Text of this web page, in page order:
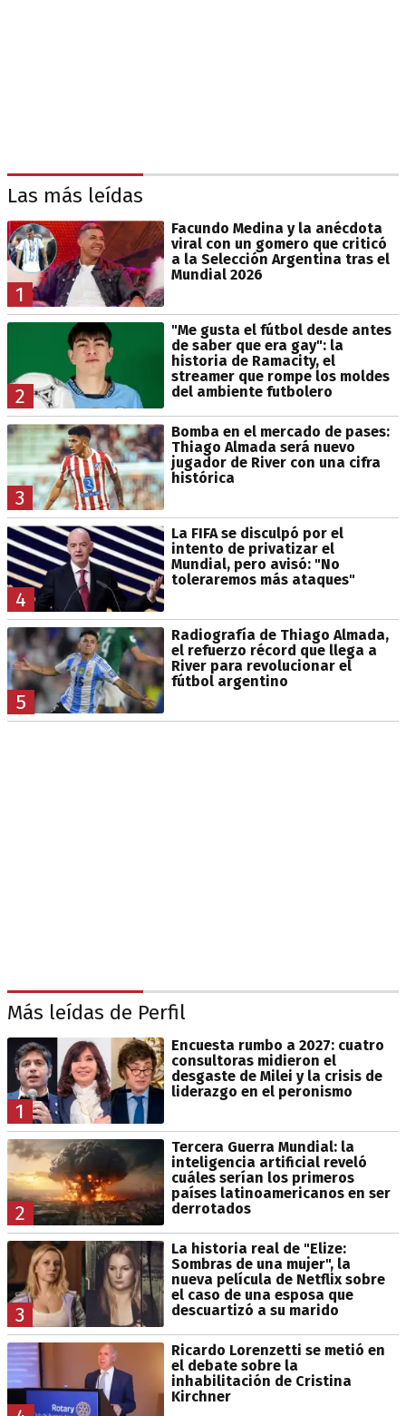
Las más leídas
1
Facundo Medina y la anécdota
viral con un gomero que criticó
a la Selección Argentina tras el
Mundial 2026
2
"Me gusta el fútbol desde antes
de saber que era gay": la
historia de Ramacity, el
streamer que rompe los moldes
del ambiente futbolero
3
Bomba en el mercado de pases:
Thiago Almada será nuevo
jugador de River con una cifra
histórica
4
La FIFA se disculpó por el
intento de privatizar el
Mundial, pero avisó: "No
toleraremos más ataques"
5
Radiografía de Thiago Almada,
el refuerzo récord que llega a
River para revolucionar el
fútbol argentino
Más leídas de Perfil
1
Encuesta rumbo a 2027: cuatro
consultoras midieron el
desgaste de Milei y la crisis de
liderazgo en el peronismo
2
Tercera Guerra Mundial: la
inteligencia artificial reveló
cuáles serían los primeros
países latinoamericanos en ser
derrotados
3
La historia real de "Elize:
Sombras de una mujer", la
nueva película de Netflix sobre
el caso de una esposa que
descuartizó a su marido
Ricardo Lorenzetti se metió en
el debate sobre la
inhabilitación de Cristina
Kirchner